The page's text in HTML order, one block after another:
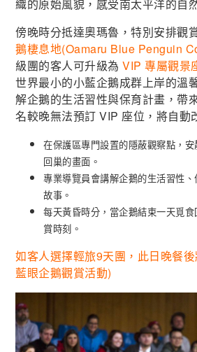
織的原始風貌，感受南太平洋的自
傍晚時分抵達奧瑪魯，特別安排觀
鵝棲息地(Oamaru Blue Penguin
級團的客人可升級為VIP 專屬觀景
世界最小的小藍企鵝成群上岸的溫
解企鵝的生活習性與保育計畫，帶
名較晚無法預訂 VIP 座位，將自動
在保護區專門設置的隱蔽觀察點，
回巢的畫面。
專業導覽員會講解企鵝的生活習性
故事。
每天黃昏時分，當企鵝結束一天覓
賞時刻。
如客人選擇輕旅9天團，此日晚餐
藍眼企鵝觀賞活動)